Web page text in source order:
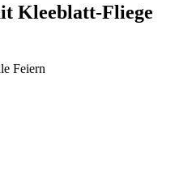
Kleeblatt-Fliege
Feiern